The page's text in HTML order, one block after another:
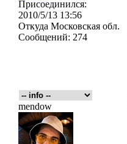
Присоединился:
2010/5/13 13:56
Откуда Московская обл.
Сообщений: 274
mendow